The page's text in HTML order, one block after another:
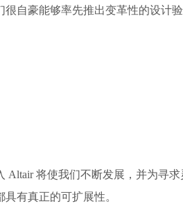
很自豪能够率先推出变革性的设计
Altair 将使我们不断发展，并为寻
具有真正的可扩展性。